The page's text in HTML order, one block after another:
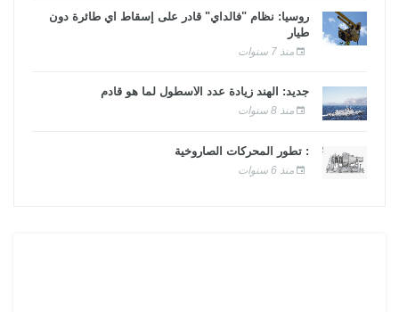
روسيا: نظام "فالداي" قادر على إسقاط أي طائرة دون
طيار
منذ 7 سنوات
جديد: الهند زيادة عدد الأسطول لما هو قادم
منذ 8 سنوات
: تطور المحركات الصاروخية
منذ 6 سنوات